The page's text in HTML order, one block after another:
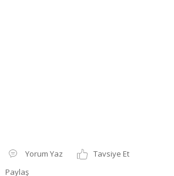
Yorum Yaz
Tavsiye Et
Paylaş